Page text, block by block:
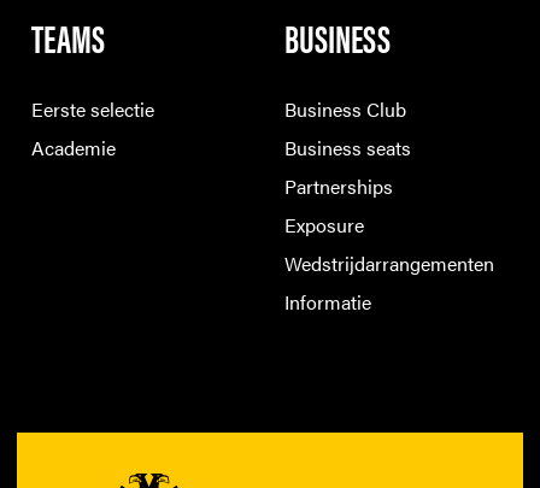
TEAMS
Eerste selectie
Academie
BUSINESS
Business Club
Business seats
Partnerships
Exposure
Wedstrijdarrangementen
Informatie